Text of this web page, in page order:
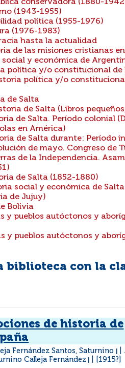
conservadora (1880-
(1943-1955)
política (1955-1976)
(1976-1983)
hasta la actualidad
de las misiones cristianas
y económica de
política y/o constitucional de
política y/o
de Salta
de Salta (Libros
de Salta. Período colonial
en América)
de Salta durante: Período
de mayo. Congreso de
de la Independencia.
de Salta (1852-1880)
social y económica de
de Jujuy)
Bolivia
y pueblos autóctonos y
y pueblos autóctonos y
biblioteca con la
de historia de
Fernández Santos, Saturnino
Calleja Fernández
[1915?]